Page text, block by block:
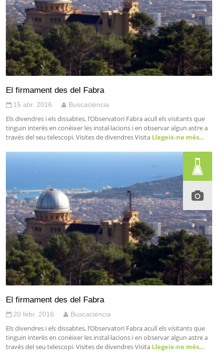
El firmament des del Fabra
15 abr. 2016 Buscaciència
Els divendres i els dissabtes, l’Observatori Fabra acull els visitants que
tinguin interès en conèixer les instal·lacions i en observar algun astre a
través del seu telescopi. Visites de divendres Visita Llegeix-ne més…
El firmament des del Fabra
20 febr. 2016 Buscaciència
Els divendres i els dissabtes, l’Observatori Fabra acull els visitants que
tinguin interès en conèixer les instal·lacions i en observar algun astre a
través del seu telescopi. Visites de divendres Visita Llegeix-ne més…